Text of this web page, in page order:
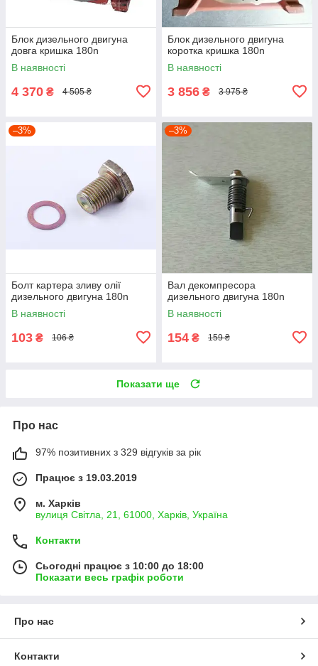
Блок дизельного двигуна
довга кришка 180n
В наявності
4 370 ₴ 4 505 ₴
Блок дизельного двигуна
коротка кришка 180n
В наявності
3 856 ₴ 3 975 ₴
–3%
Болт картера зливу олії
дизельного двигуна 180n
В наявності
103 ₴ 106 ₴
–3%
Вал декомпресора
дизельного двигуна 180n
В наявності
154 ₴ 159 ₴
Показати ще
Про нас
97% позитивних з 329 відгуків за рік
Працює з 19.03.2019
м. Харків
вулиця Світла, 21, 61000, Харків, Україна
Контакти
Сьогодні працює з 10:00 до 18:00
Показати весь графік роботи
Про нас
Контакти